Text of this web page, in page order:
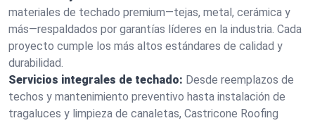
materiales de techado premium—tejas, metal, cerámica y
más—respaldados por garantías líderes en la industria. Cada
proyecto cumple los más altos estándares de calidad y
durabilidad.
Servicios integrales de techado: Desde reemplazos de
techos y mantenimiento preventivo hasta instalación de
tragaluces y limpieza de canaletas, Castricone Roofing